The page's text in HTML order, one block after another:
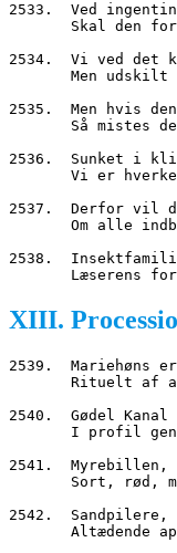
2533.  Ved
Skal
2534.  Vi ved det
Men
2535.  Men hvis
Så
2536.  Sunket i
Vi er
2537.  Derfor vil
Om
2538.
XIII.
2539.  Mariehøns
2540.  Gødel
I
2541.  Myrebillen,
Sort,
2542.  Sandpilere,